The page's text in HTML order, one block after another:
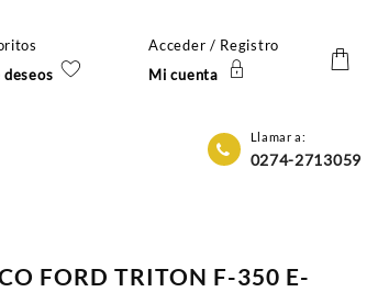
deseos
Acceder / Registro
Mi cuenta
Llamar a:
0274-2713059
FORD TRITON F-350 E-